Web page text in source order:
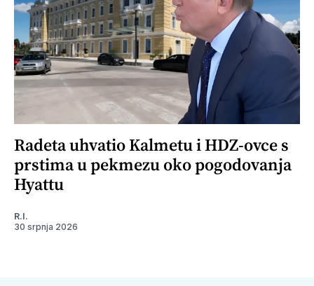
Radeta uhvatio Kalmetu i HDZ-ovce s
prstima u pekmezu oko pogodovanja
Hyattu
R.I.
30 srpnja 2026